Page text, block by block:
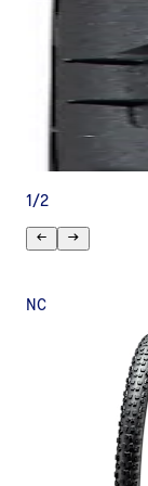
1 /2
NC